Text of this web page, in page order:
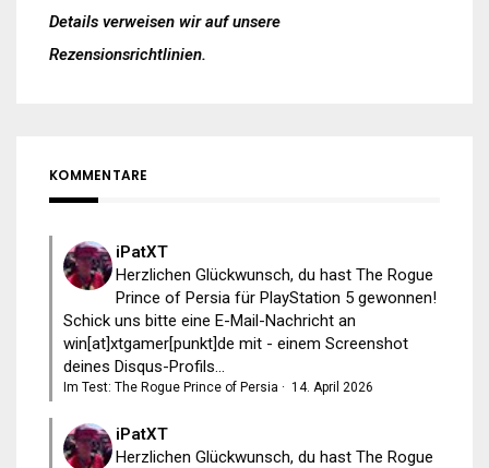
Details verweisen wir auf unsere
Rezensionsrichtlinien.
KOMMENTARE
iPatXT
Herzlichen Glückwunsch, du hast The Rogue
Prince of Persia für PlayStation 5 gewonnen!
Schick uns bitte eine E-Mail-Nachricht an
win[at]xtgamer[punkt]de mit - einem Screenshot
deines Disqus-Profils...
Im Test: The Rogue Prince of Persia · 14. April 2026
iPatXT
Herzlichen Glückwunsch, du hast The Rogue